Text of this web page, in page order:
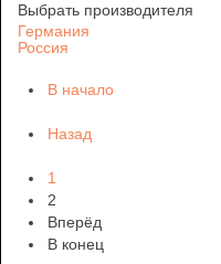
Выбрать производителя
Германия
Россия
В начало
Назад
1
2
Вперёд
В конец